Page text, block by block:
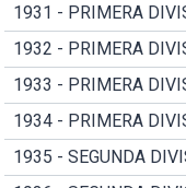
1931 - PRIMERA
1932 - PRIMERA
1933 - PRIMERA
1934 - PRIMERA
1935 - SEGUNDA